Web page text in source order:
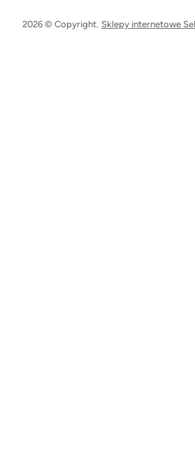
2026 © Copyright. Sklepy internetowe